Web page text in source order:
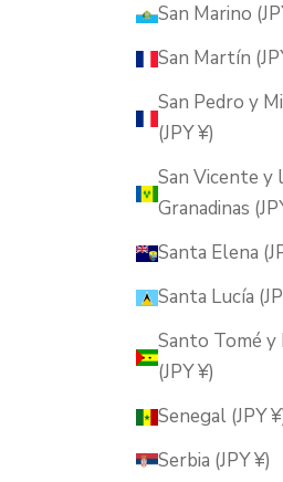
San Marino
San Martín
San Pedro y
(JPY ¥)
San Vicente y
Granadinas
Santa Elena
Santa Lucía
Santo Tomé y
(JPY ¥)
Senegal (JPY
Serbia (JPY ¥)